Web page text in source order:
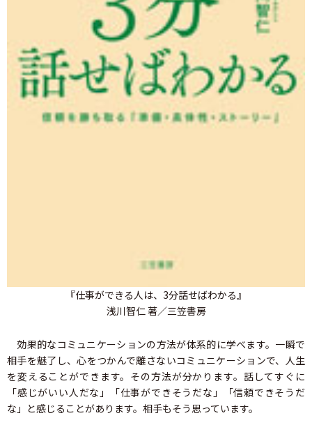
『仕事ができる人は、3分話せばわかる』
浅川智仁 著／三笠書房
効果的なコミュニケーションの方法が体系的に学べます。一瞬で
相手を魅了し、心をつかんで離さないコミュニケーションで、人生
を変えることができます。その方法が分かります。話してすぐに
「感じがいい人だな」「仕事ができそうだな」「信頼できそうだ
な」と感じることがあります。相手もそう思っています。